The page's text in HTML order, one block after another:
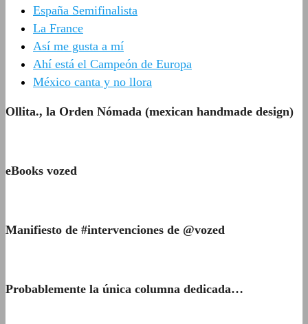
España Semifinalista
La France
Así me gusta a mí
Ahí está el Campeón de Europa
México canta y no llora
Ollita., la Orden Nómada (mexican handmade design)
eBooks vozed
Manifiesto de #intervenciones de @vozed
Probablemente la única columna dedicada…